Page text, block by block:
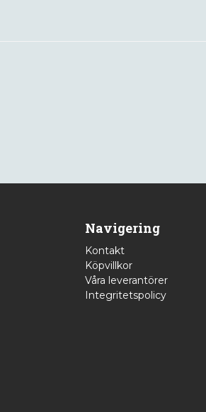
Navigering
Kontakt
Köpvillkor
Våra leverantörer
Integritetspolicy